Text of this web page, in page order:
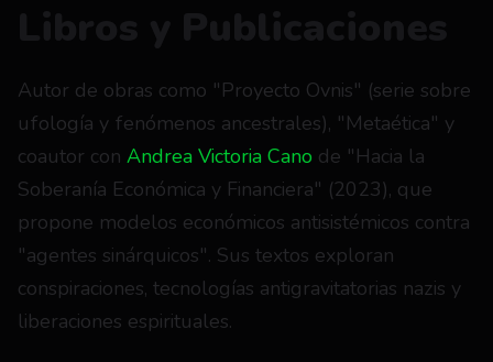
Autor de obras como "Proyecto Ovnis" (serie sobre
ufología y fenómenos ancestrales), "Metaética" y
coautor con Andrea Victoria Cano de "Hacia la
Soberanía Económica y Financiera" (2023), que
propone modelos económicos antisistémicos contra
"agentes sinárquicos". Sus textos exploran
conspiraciones, tecnologías antigravitatorias nazis y
liberaciones espirituales.